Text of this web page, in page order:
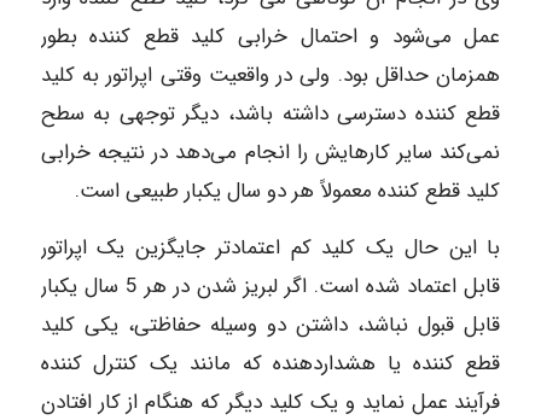
عمل می‌شود و احتمال خرابی کلید قطع‌ کننده بطور
همزمان حداقل بود. ولی در واقعیت وقتی اپراتور به کلید
قطع‌ کننده دسترسی داشته باشد، دیگر توجهی به سطح
نمی‌کند سایر کارهایش را انجام می‌دهد در نتیجه خرابی
کلید قطع‌ کننده معمولاً هر دو سال یکبار طبیعی است.
با این حال یک کلید کم اعتمادتر جایگزین یک اپراتور
قابل اعتماد شده‌ است. اگر لبریز شدن در هر 5 سال یکبار
قابل قبول نباشد، داشتن دو وسیله حفاظتی، یکی کلید
قطع‌ کننده یا هشداردهنده‌ که مانند یک کنترل‌ کننده
فرآیند عمل نماید و یک کلید دیگر که هنگام از کار افتادن